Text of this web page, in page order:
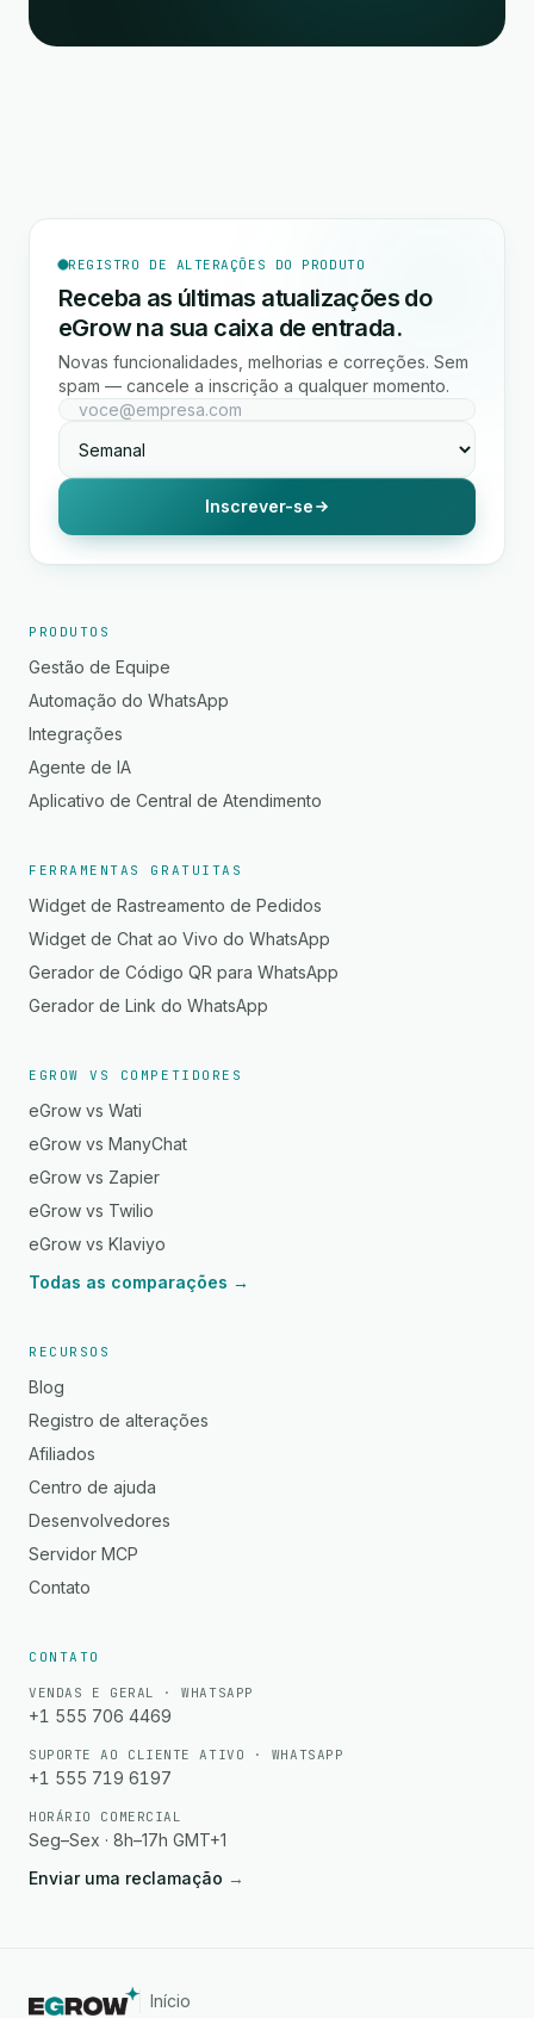
REGISTRO DE ALTERAÇÕES DO PRODUTO
Receba as últimas atualizações do
eGrow na sua caixa de entrada.
Novas funcionalidades, melhorias e correções. Sem
spam — cancele a inscrição a qualquer momento.
Inscrever-se
PRODUTOS
Gestão de Equipe
Automação do WhatsApp
Integrações
Agente de IA
Aplicativo de Central de Atendimento
FERRAMENTAS GRATUITAS
Widget de Rastreamento de Pedidos
Widget de Chat ao Vivo do WhatsApp
Gerador de Código QR para WhatsApp
Gerador de Link do WhatsApp
EGROW VS COMPETIDORES
eGrow vs Wati
eGrow vs ManyChat
eGrow vs Zapier
eGrow vs Twilio
eGrow vs Klaviyo
Todas as comparações →
RECURSOS
Blog
Registro de alterações
Afiliados
Centro de ajuda
Desenvolvedores
Servidor MCP
Contato
CONTATO
VENDAS E GERAL · WHATSAPP
+1 555 706 4469
SUPORTE AO CLIENTE ATIVO · WHATSAPP
+1 555 719 6197
HORÁRIO COMERCIAL
Seg–Sex · 8h–17h GMT+1
Enviar uma reclamação →
Início